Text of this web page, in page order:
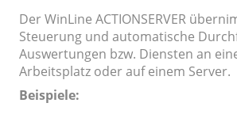
Der WinLine ACTIONSERVER
Steuerung und automatische
Auswertungen bzw. Diensten an
Arbeitsplatz oder auf einem Server.
Beispiele: